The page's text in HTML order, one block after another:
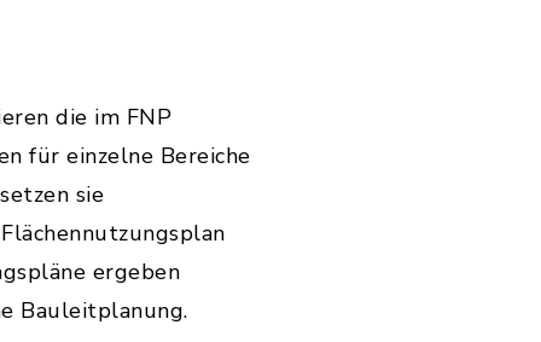
die im FNP
für einzelne Bereiche
sie
ergeben
Bauleitplanung.